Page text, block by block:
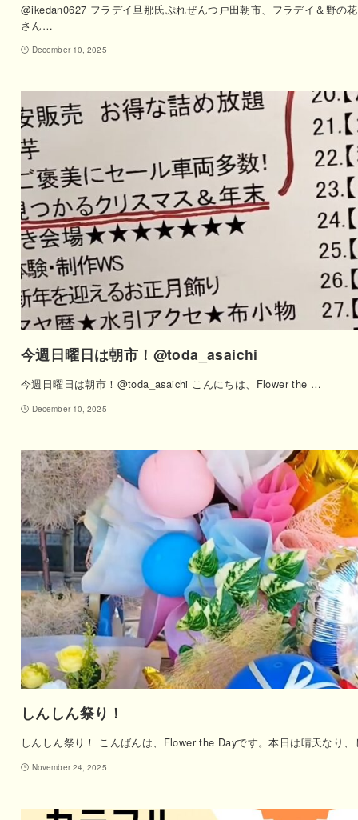
@ikedan0627 フラデイ旦那氏ぷれぜんつ戸田朝市、フラデイ＆野の
さん…
December 10, 2025
今週日曜日は朝市！@toda_asaichi
今週日曜日は朝市！@toda_asaichi こんにちは、Flower the …
December 10, 2025
しんしん祭り！
しんしん祭り！ こんばんは、Flower the Dayです。本日は晴天なり
November 24, 2025